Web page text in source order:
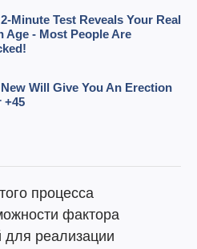
процесса
фактора
для реализации